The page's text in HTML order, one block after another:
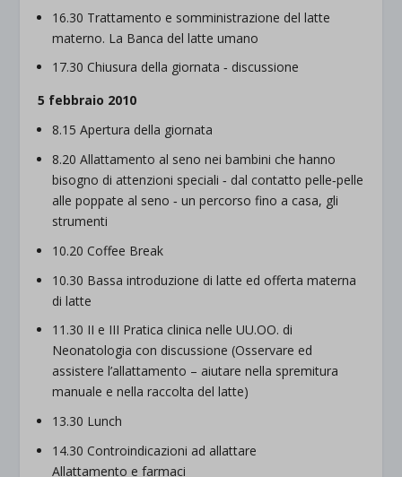
16.30 Trattamento e somministrazione del latte
materno. La Banca del latte umano
17.30 Chiusura della giornata ‐ discussione
5 febbraio 2010
8.15 Apertura della giornata
8.20 Allattamento al seno nei bambini che hanno
bisogno di attenzioni speciali ‐ dal contatto pelle‐pelle
alle poppate al seno ‐ un percorso fino a casa, gli
strumenti
10.20 Coffee Break
10.30 Bassa introduzione di latte ed offerta materna
di latte
11.30 II e III Pratica clinica nelle UU.OO. di
Neonatologia con discussione (Osservare ed
assistere l’allattamento – aiutare nella spremitura
manuale e nella raccolta del latte)
13.30 Lunch
14.30 Controindicazioni ad allattare
Allattamento e farmaci